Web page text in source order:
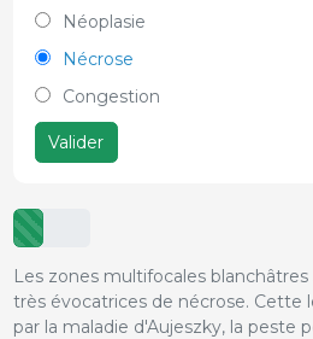
Néoplasie
Nécrose
Congestion
Valider
Les zones multifocales
très évocatrices de nécrose. Cette
par la maladie d'Aujeszky, la peste